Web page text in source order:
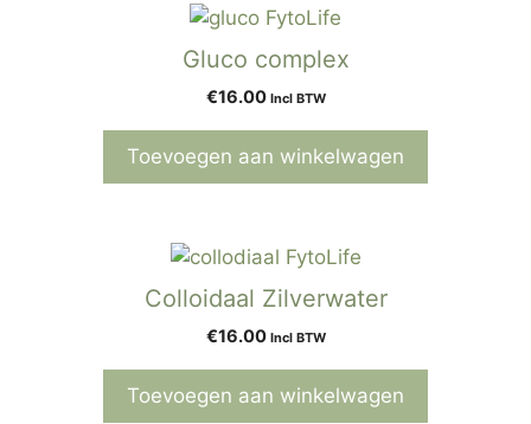
Gluco complex
€16.00 Incl BTW
Toevoegen aan winkelwagen
Colloidaal Zilverwater
€16.00 Incl BTW
Toevoegen aan winkelwagen